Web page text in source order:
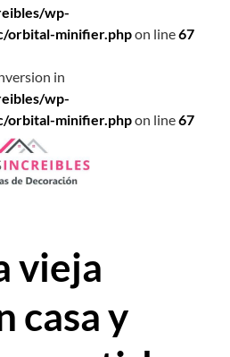
wp-
orbital-minifier.phpon line67
in
wp-
orbital-minifier.phpon line67
vieja
casa y